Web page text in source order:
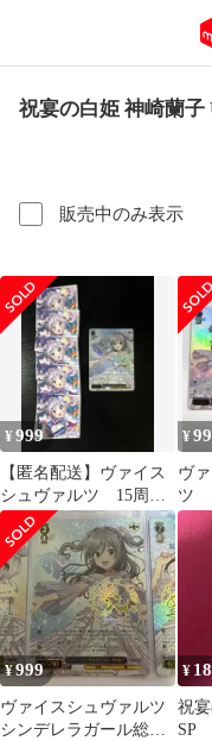
祝宴の白姫 神崎蘭子
販売中のみ表示
¥999
【匿名配送】ヴァイス
シュヴァルツ 15周年
記念 神崎蘭子
¥
ヴ
ツ
蘭子
¥999
ヴァイスシュヴァルツ
シンデレラガール総選
¥
祝
SP